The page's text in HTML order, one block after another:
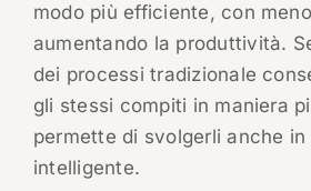
modo più efficiente, con
aumentando la produttività.
dei processi tradizionale
gli stessi compiti in maniera
permette di svolgerli anche in
intelligente.